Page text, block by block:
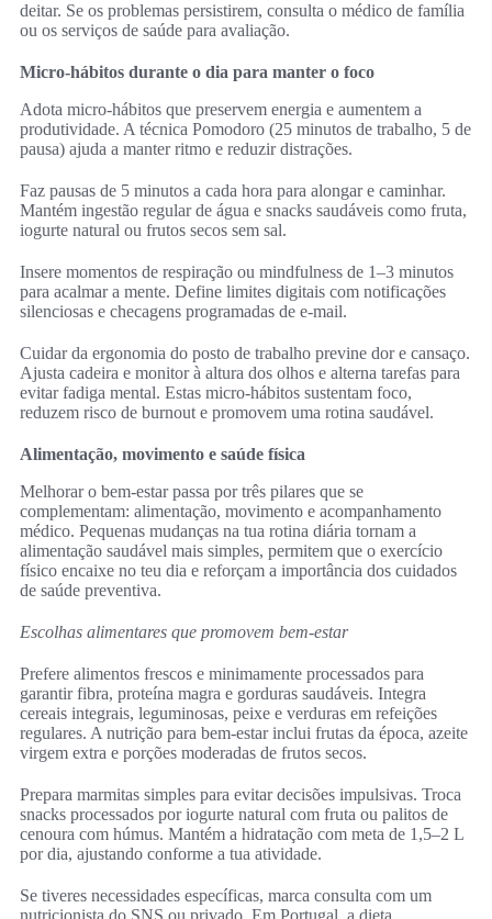
deitar. Se os problemas persistirem, consulta o médico de família
ou os serviços de saúde para avaliação.
Micro-hábitos durante o dia para manter o foco
Adota micro-hábitos que preservem energia e aumentem a
produtividade. A técnica Pomodoro (25 minutos de trabalho, 5 de
pausa) ajuda a manter ritmo e reduzir distrações.
Faz pausas de 5 minutos a cada hora para alongar e caminhar.
Mantém ingestão regular de água e snacks saudáveis como fruta,
iogurte natural ou frutos secos sem sal.
Insere momentos de respiração ou mindfulness de 1–3 minutos
para acalmar a mente. Define limites digitais com notificações
silenciosas e checagens programadas de e-mail.
Cuidar da ergonomia do posto de trabalho previne dor e cansaço.
Ajusta cadeira e monitor à altura dos olhos e alterna tarefas para
evitar fadiga mental. Estas micro-hábitos sustentam foco,
reduzem risco de burnout e promovem uma rotina saudável.
Alimentação, movimento e saúde física
Melhorar o bem-estar passa por três pilares que se
complementam: alimentação, movimento e acompanhamento
médico. Pequenas mudanças na tua rotina diária tornam a
alimentação saudável mais simples, permitem que o exercício
físico encaixe no teu dia e reforçam a importância dos cuidados
de saúde preventiva.
Escolhas alimentares que promovem bem-estar
Prefere alimentos frescos e minimamente processados para
garantir fibra, proteína magra e gorduras saudáveis. Integra
cereais integrais, leguminosas, peixe e verduras em refeições
regulares. A nutrição para bem-estar inclui frutas da época, azeite
virgem extra e porções moderadas de frutos secos.
Prepara marmitas simples para evitar decisões impulsivas. Troca
snacks processados por iogurte natural com fruta ou palitos de
cenoura com húmus. Mantém a hidratação com meta de 1,5–2 L
por dia, ajustando conforme a tua atividade.
Se tiveres necessidades específicas, marca consulta com um
nutricionista do SNS ou privado. Em Portugal, a dieta